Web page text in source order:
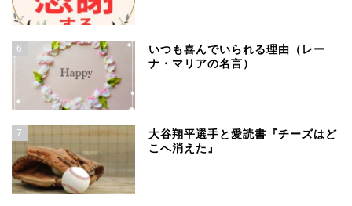
6
いつも喜んでいられる理由（レー
ナ・マリアの名言）
7
大谷翔平選手と愛読書『チーズはど
こへ消えた』